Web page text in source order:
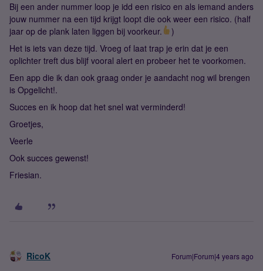
Bij een ander nummer loop je idd een risico en als iemand anders
jouw nummer na een tijd krijgt loopt die ook weer een risico. (half
jaar op de plank laten liggen bij voorkeur.
)
Het is iets van deze tijd. Vroeg of laat trap je erin dat je een
oplichter treft dus blijf vooral alert en probeer het te voorkomen.
Een app die ik dan ook graag onder je aandacht nog wil brengen
is Opgelicht!.
Succes en ik hoop dat het snel wat verminderd!
Groetjes,
Veerle
Ook succes gewenst!
Friesian.
RicoK Forum|Forum|4 years ago